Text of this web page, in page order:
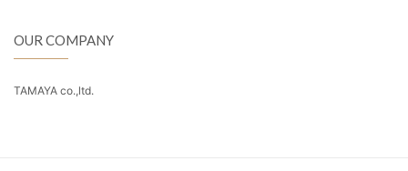
OUR COMPANY
TAMAYA co.,ltd.